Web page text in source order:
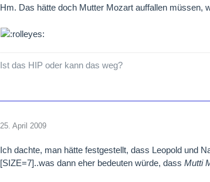
Hm. Das hätte doch Mutter Mozart auffallen müssen,
Ist das HIP oder kann das weg?
25. April 2009
Ich dachte, man hätte festgestellt, dass Leopold und
[SIZE=7]..was dann eher bedeuten würde, dassMutti